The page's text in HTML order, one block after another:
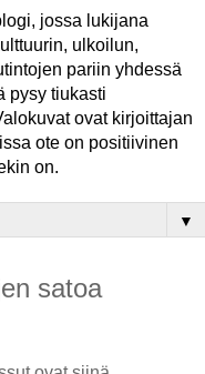
jossa lukijana
ulkoilun,
pariin yhdessä
pysy tiukasti
ovat kirjoittajan
ote on positiivinen
on.
▼
satoa